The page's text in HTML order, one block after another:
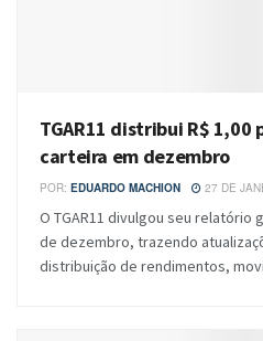
TGAR11 distribui R$ 1,00
carteira em dezembro
POR: EDUARDO MACHION 27 DE
O TGAR11 divulgou seu
de dezembro, trazendo
distribuição de rendimentos,